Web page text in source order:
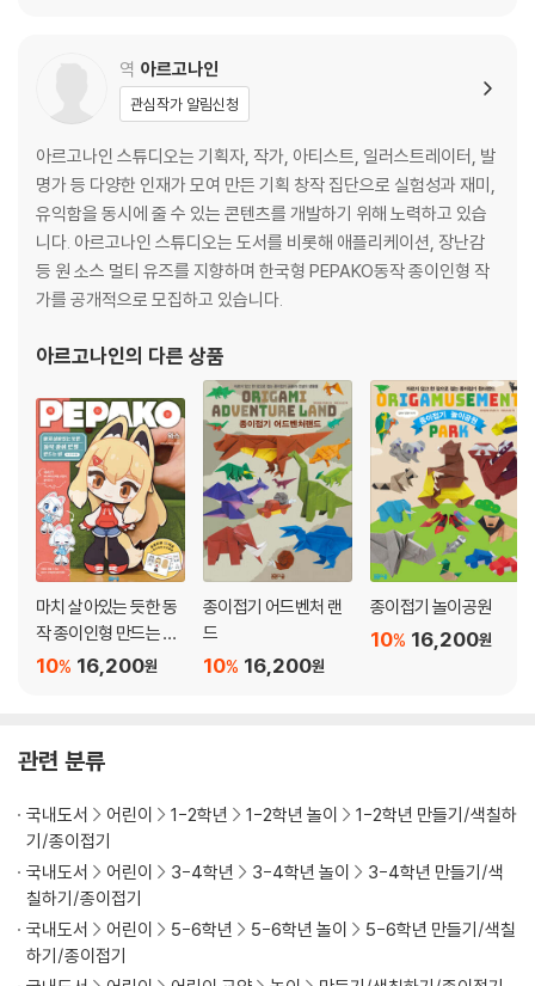
역 아르고나인
관심작가 알림신청
아르고나인 스튜디오는 기획자, 작가, 아티스트, 일러스트레이터, 발
명가 등 다양한 인재가 모여 만든 기획 창작 집단으로 실험성과 재미,
유익함을 동시에 줄 수 있는 콘텐츠를 개발하기 위해 노력하고 있습
니다. 아르고나인 스튜디오는 도서를 비롯해 애플리케이션, 장난감
등 원 소스 멀티 유즈를 지향하며 한국형 PEPAKO동작 종이인형 작
가를 공개적으로 모집하고 있습니다.
아르고나인의 다른 상품
마치 살아있는 듯한 동
작 종이인형 만드는 법 :
PEPAKO 페파코
16,200원
10%
종이접기 어드벤처 랜
드
16,200원
10%
종이접기 놀이공원
16,200원
10%
관련 분류
국내도서 어린이 1-2학년 1-2학년 놀이
1-2학년 만들기/색칠하
기/종이접기
국내도서
어린이 3-4학년 3-4학년 놀이
3-4학년 만들기/색
칠하기/종이접기
국내도서
어린이 5-6학년 5-6학년 놀이
5-6학년 만들기/색칠
하기/종이접기